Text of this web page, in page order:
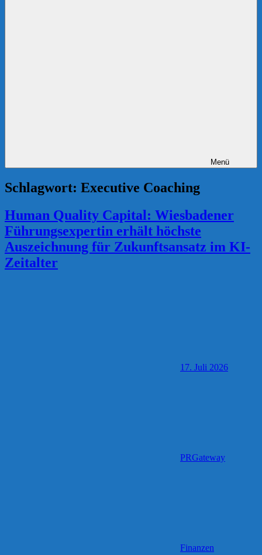
Menü
Schlagwort: Executive Coaching
Human Quality Capital: Wiesbadener
Führungsexpertin erhält höchste
Auszeichnung für Zukunftsansatz im KI-
Zeitalter
17. Juli 2026
PRGateway
Finanzen